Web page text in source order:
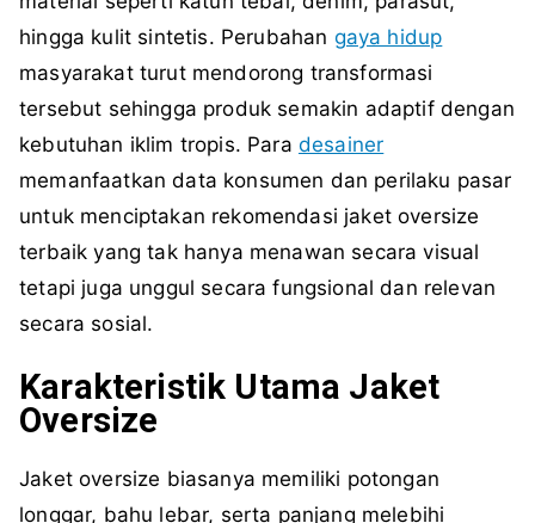
hingga kulit sintetis. Perubahan gaya hidup
masyarakat turut mendorong transformasi
tersebut sehingga produk semakin adaptif dengan
kebutuhan iklim tropis. Para desainer
memanfaatkan data konsumen dan perilaku pasar
untuk menciptakan rekomendasi jaket oversize
terbaik yang tak hanya menawan secara visual
tetapi juga unggul secara fungsional dan relevan
secara sosial.
Karakteristik Utama Jaket
Oversize
Jaket oversize biasanya memiliki potongan
longgar, bahu lebar, serta panjang melebihi